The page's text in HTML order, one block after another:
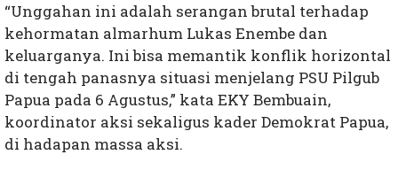
“Unggahan ini adalah serangan brutal terhadap
kehormatan almarhum Lukas Enembe dan
keluarganya. Ini bisa memantik konflik horizontal
di tengah panasnya situasi menjelang PSU Pilgub
Papua pada 6 Agustus,” kata EKY Bembuain,
koordinator aksi sekaligus kader Demokrat Papua,
di hadapan massa aksi.